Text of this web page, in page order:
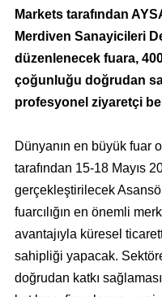
Markets tarafından
Merdiven Sanayicileri
düzenlenecek fuara,
çoğunluğu doğrudan
profesyonel ziyaretçi
Dünyanın en büyük fuar
tarafından 15-18 Mayıs
gerçekleştirilecek
fuarcılığın en önemli
avantajıyla küresel
sahipliği yapacak.
doğrudan katkı